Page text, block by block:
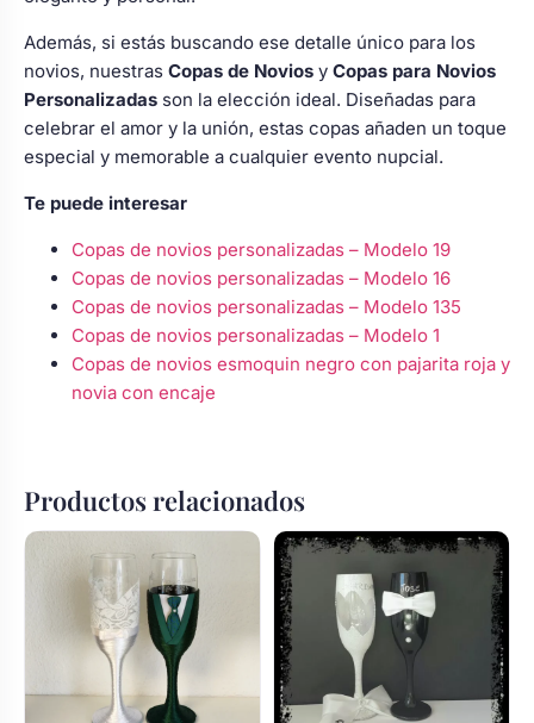
Además, si estás buscando ese detalle único para los
novios, nuestras Copas de Novios y Copas para Novios
Personalizadas son la elección ideal. Diseñadas para
celebrar el amor y la unión, estas copas añaden un toque
especial y memorable a cualquier evento nupcial.
Te puede interesar
Copas de novios personalizadas – Modelo 19
Copas de novios personalizadas – Modelo 16
Copas de novios personalizadas – Modelo 135
Copas de novios personalizadas – Modelo 1
Copas de novios esmoquin negro con pajarita roja y
novia con encaje
Productos relacionados